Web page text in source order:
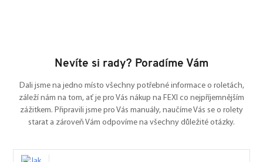
Nevíte si rady? Poradíme Vám
Dali jsme na jedno místo všechny potřebné informace o roletách,
záleží nám na tom, ať je pro Vás nákup na FEXI co nejpříjemnějším
zážitkem. Připravili jsme pro Vás manuály, naučíme Vás se o rolety
starat a zároveň Vám odpovíme na všechny důležité otázky.